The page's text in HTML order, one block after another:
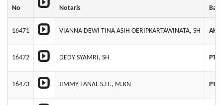
No Notaris
16471 VIANNA DEWI TINA ASIH OERIPKARTAWINATA, SH
16472 DEDY SYAMRI, SH PT
16473 JIMMY TANAL S.H., M.KN PT